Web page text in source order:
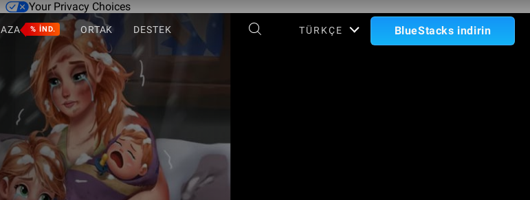
Your Privacy Choices
% IND. ORTAK DESTEK TÜRKÇE BlueStacks indirin